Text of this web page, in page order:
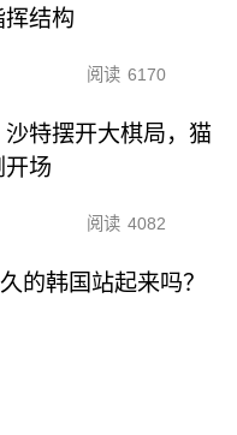
挥结构
阅读 6170
特摆开大棋局，猫
开场
阅读 4082
的韩国站起来吗？